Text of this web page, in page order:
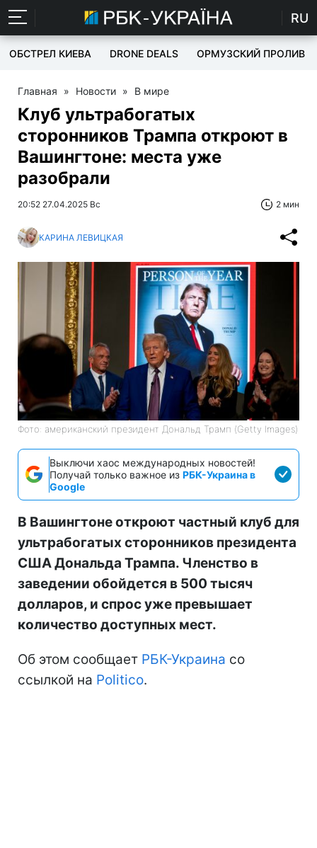
RU
ОБСТРЕЛ КИЕВА DRONE DEALS ОРМУЗСКИЙ ПРОЛИВ
Главная » Новости » В мире
Клуб ультрабогатых
сторонников Трампа откроют в
Вашингтоне: места уже
разобрали
20:52 27.04.2025 Вс 2 мин
КАРИНА ЛЕВИЦКАЯ
Фото: американский президент Дональд Трамп (Getty Images)
Выключи хаос международных новостей!
Получай только важное из РБК-Украина в
Google
В Вашингтоне откроют частный клуб для
ультрабогатых сторонников президента
США Дональда Трампа. Членство в
заведении обойдется в 500 тысяч
долларов, и спрос уже превышает
количество доступных мест.
Об этом сообщает РБК-Украина со
ссылкой на Politico.